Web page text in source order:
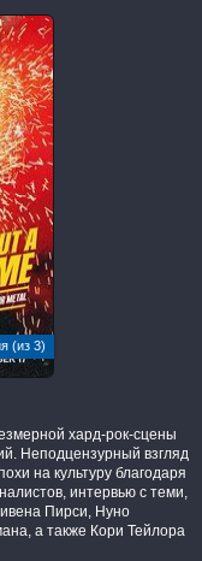
(из 3)
хард-рок-сцены
Неподцензурный взгляд
на культуру благодаря
интервью с теми,
Пирси, Нуно
а также Кори Тейлора